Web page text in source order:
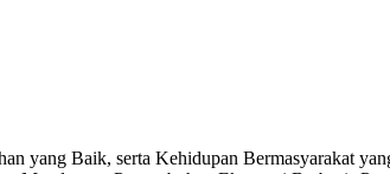
yang Baik, serta Kehidupan Bermasyarakat